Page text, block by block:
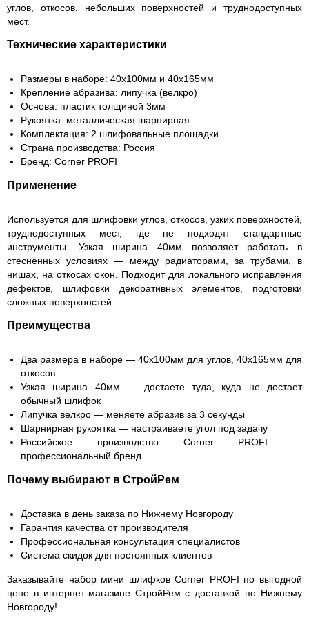
углов, откосов, небольших поверхностей и труднодоступных
мест.
Технические характеристики
Размеры в наборе: 40х100мм и 40х165мм
Крепление абразива: липучка (велкро)
Основа: пластик толщиной 3мм
Рукоятка: металлическая шарнирная
Комплектация: 2 шлифовальные площадки
Страна производства: Россия
Бренд: Corner PROFI
Применение
Используется для шлифовки углов, откосов, узких поверхностей,
труднодоступных мест, где не подходят стандартные
инструменты. Узкая ширина 40мм позволяет работать в
стесненных условиях — между радиаторами, за трубами, в
нишах, на откосах окон. Подходит для локального исправления
дефектов, шлифовки декоративных элементов, подготовки
сложных поверхностей.
Преимущества
Два размера в наборе — 40х100мм для углов, 40х165мм для
откосов
Узкая ширина 40мм — достаете туда, куда не достает
обычный шлифок
Липучка велкро — меняете абразив за 3 секунды
Шарнирная рукоятка — настраиваете угол под задачу
Российское производство Corner PROFI —
профессиональный бренд
Почему выбирают в СтройРем
Доставка в день заказа по Нижнему Новгороду
Гарантия качества от производителя
Профессиональная консультация специалистов
Система скидок для постоянных клиентов
Заказывайте набор мини шлифков Corner PROFI по выгодной
цене в интернет-магазине СтройРем с доставкой по Нижнему
Новгороду!